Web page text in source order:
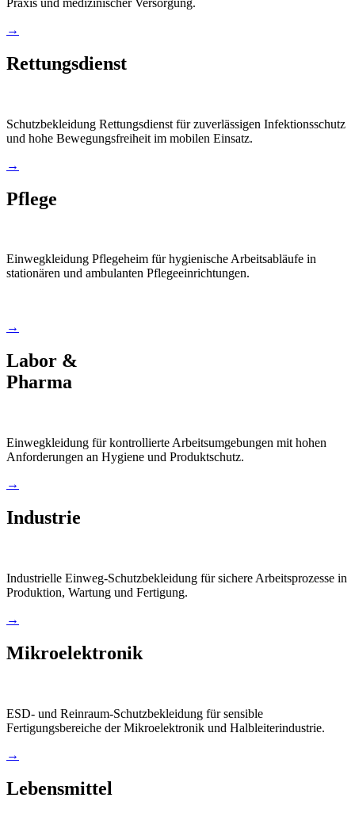
→
Rettungsdienst
Schutzbekleidung Rettungsdienst für zuverlässigen Infektionsschutz
und hohe Bewegungsfreiheit im mobilen Einsatz.
→
Pflege
Einwegkleidung Pflegeheim für hygienische Arbeitsabläufe in
stationären und ambulanten Pflegeeinrichtungen.
→
Labor &
Pharma
Einwegkleidung für kontrollierte Arbeitsumgebungen mit hohen
Anforderungen an Hygiene und Produktschutz.
→
Industrie
Industrielle Einweg-Schutzbekleidung für sichere Arbeitsprozesse in
Produktion, Wartung und Fertigung.
→
Mikroelektronik
ESD- und Reinraum-Schutzbekleidung für sensible
Fertigungsbereiche der Mikroelektronik und Halbleiterindustrie.
→
Lebensmittel